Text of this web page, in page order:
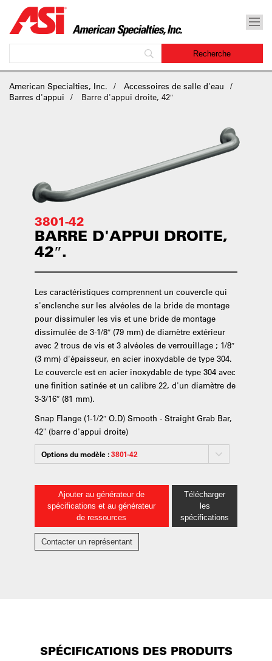
American Specialties, Inc.
Accessoires de salle d'eau
Barres d'appui
Barre d'appui droite, 42″
3801-42
BARRE D'APPUI DROITE,
42″.
Les caractéristiques comprennent un couvercle qui
s'enclenche sur les alvéoles de la bride de montage
pour dissimuler les vis et une bride de montage
dissimulée de 3-1/8″ (79 mm) de diamètre extérieur
avec 2 trous de vis et 3 alvéoles de verrouillage ; 1/8″
(3 mm) d'épaisseur, en acier inoxydable de type 304.
Le couvercle est en acier inoxydable de type 304 avec
une finition satinée et un calibre 22, d'un diamètre de
3-3/16″ (81 mm).
Snap Flange (1-1/2″ O.D) Smooth - Straight Grab Bar,
42" (barre d'appui droite)
Options du modèle :3801-42
Ajouter au générateur de
spécifications et au générateur
de ressources
Télécharger
les
spécifications
Contacter un représentant
SPÉCIFICATIONS DES PRODUITS